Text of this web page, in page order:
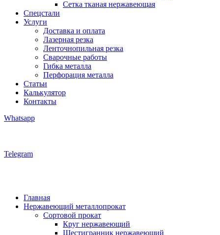
Сетка тканая нержавеющая
Спецстали
Услуги
Доставка и оплата
Лазерная резка
Ленточнопильная резка
Сварочные работы
Гибка металла
Перфорация металла
Статьи
Калькулятор
Контакты
Whatsapp
Telegram
Главная
Нержавеющий металлопрокат
Сортовой прокат
Круг нержавеющий
Шестигранник нержавеющий